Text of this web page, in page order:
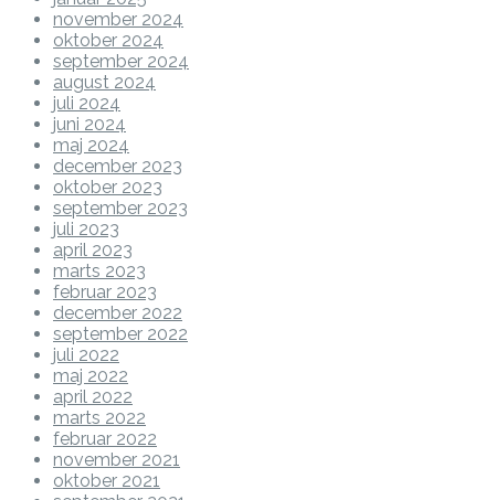
november 2024
oktober 2024
september 2024
august 2024
juli 2024
juni 2024
maj 2024
december 2023
oktober 2023
september 2023
juli 2023
april 2023
marts 2023
februar 2023
december 2022
september 2022
juli 2022
maj 2022
april 2022
marts 2022
februar 2022
november 2021
oktober 2021